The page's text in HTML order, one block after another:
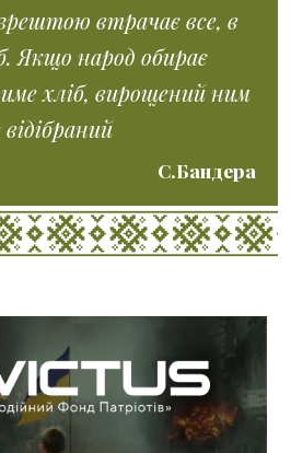
втрачає все, в
Якщо народ обирає
хліб, вирощений ним
С.Бандера